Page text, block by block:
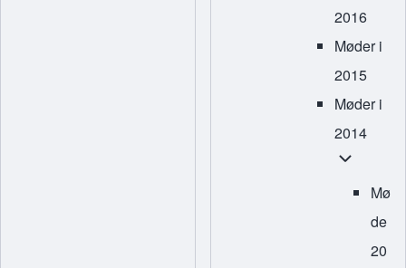
2016
Møder i
2015
Møder i
2014
Møder i
Mø
de
20